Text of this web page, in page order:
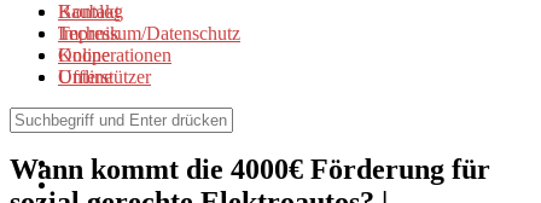
Kontakt
Impressum/Datenschutz
Kooperationen
Unterstützer
Baublog
Technik
Online
Offline
Elektromobilität
Wann kommt die 4000€ Förderung für